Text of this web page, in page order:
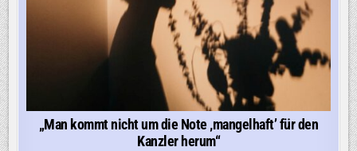
„Man kommt nicht um die Note ‚mangelhaft’ für den
Kanzler herum“